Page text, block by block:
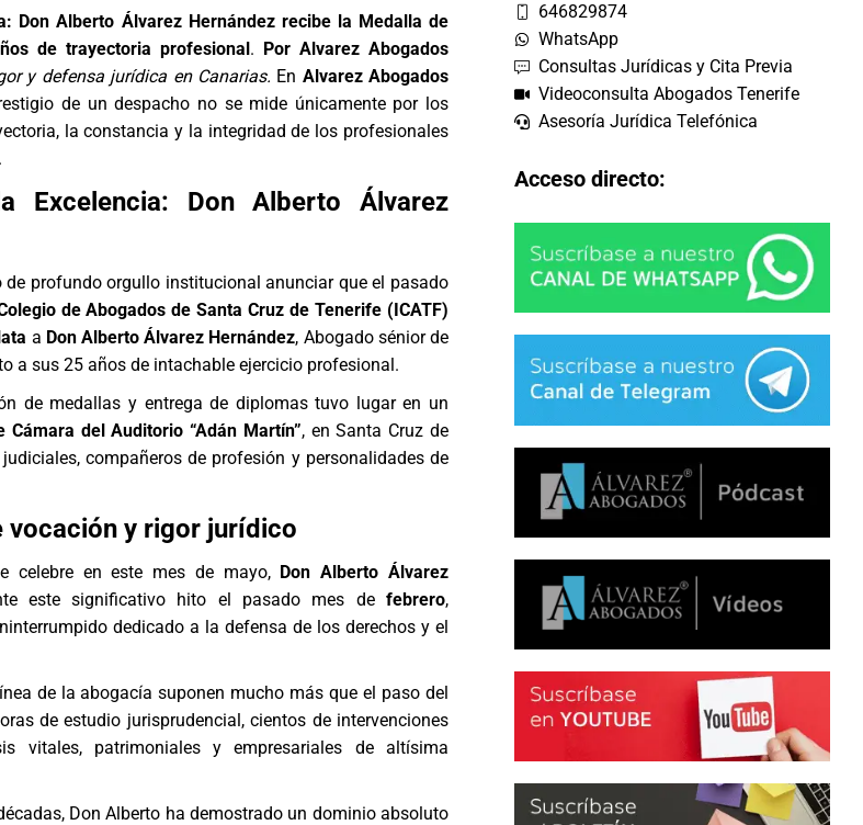
Don Alberto Álvarez Hernández recibe la Medalla de
de trayectoria profesional. Por Alvarez Abogados
y defensa jurídica en Canarias. En Alvarez Abogados
de un despacho no se mide únicamente por los
la constancia y la integridad de los profesionales
Excelencia: Don Alberto Álvarez
profundo orgullo institucional anunciar que el pasado
de Abogados de Santa Cruz de Tenerife (ICATF)
a Don Alberto Álvarez Hernández, Abogado sénior de
a sus 25 años de intachable ejercicio profesional.
de medallas y entrega de diplomas tuvo lugar en un
Cámara del Auditorio “Adán Martín”, en Santa Cruz de
compañeros de profesión y personalidades de
vocación y rigor jurídico
celebre en este mes de mayo, Don Alberto Álvarez
este significativo hito el pasado mes de febrero,
dedicado a la defensa de los derechos y el
de la abogacía suponen mucho más que el paso del
de estudio jurisprudencial, cientos de intervenciones
patrimoniales y empresariales de altísima
Don Alberto ha demostrado un dominio absoluto
646829874
WhatsApp
Consultas Jurídicas y Cita Previa
Videoconsulta Abogados Tenerife
Asesoría Jurídica Telefónica
Acceso directo: